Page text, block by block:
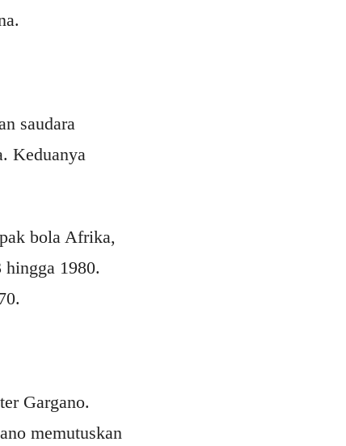
saudara
Keduanya
bola Afrika,
1980.
Gargano.
memutuskan